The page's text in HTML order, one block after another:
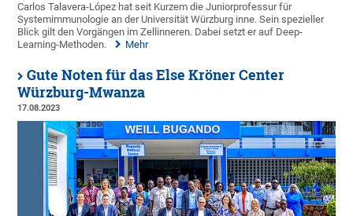
Carlos Talavera-López hat seit Kurzem die Juniorprofessur für
Systemimmunologie an der Universität Würzburg inne. Sein spezieller
Blick gilt den Vorgängen im Zellinneren. Dabei setzt er auf Deep-
Learning-Methoden.
Mehr
Gute Noten für das Else Kröner Center
Würzburg-Mwanza
17.08.2023